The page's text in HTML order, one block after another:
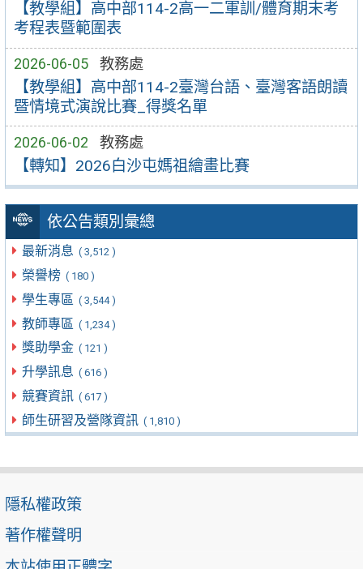
【教學組】高中部114-2高一二軍訓/體育期末考
考程表暨範圍表
2026-06-05 教務處
【教學組】高中部114-2臺灣台語、臺灣客語朗讀
暨情境式演說比賽_得獎名單
2026-06-02 教務處
【轉知】2026白沙屯媽祖繪畫比賽
依公告類別彙總
最新消息 ( 3,512 )
榮譽榜 ( 180 )
學生專區 ( 3,544 )
教師專區 ( 1,234 )
獎助學金 ( 121 )
升學訊息 ( 616 )
競賽資訊 ( 617 )
師生研習及營隊資訊 ( 1,810 )
隱私權政策
著作權聲明